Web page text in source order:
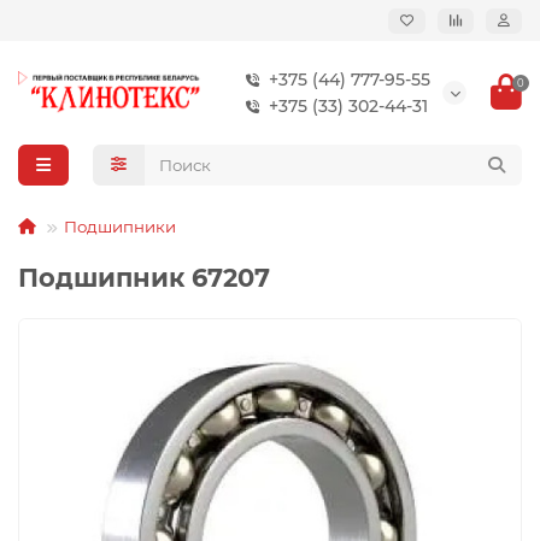
+375 (44) 777-95-55
+375 (33) 302-44-31
0
Подшипники
Подшипник 67207